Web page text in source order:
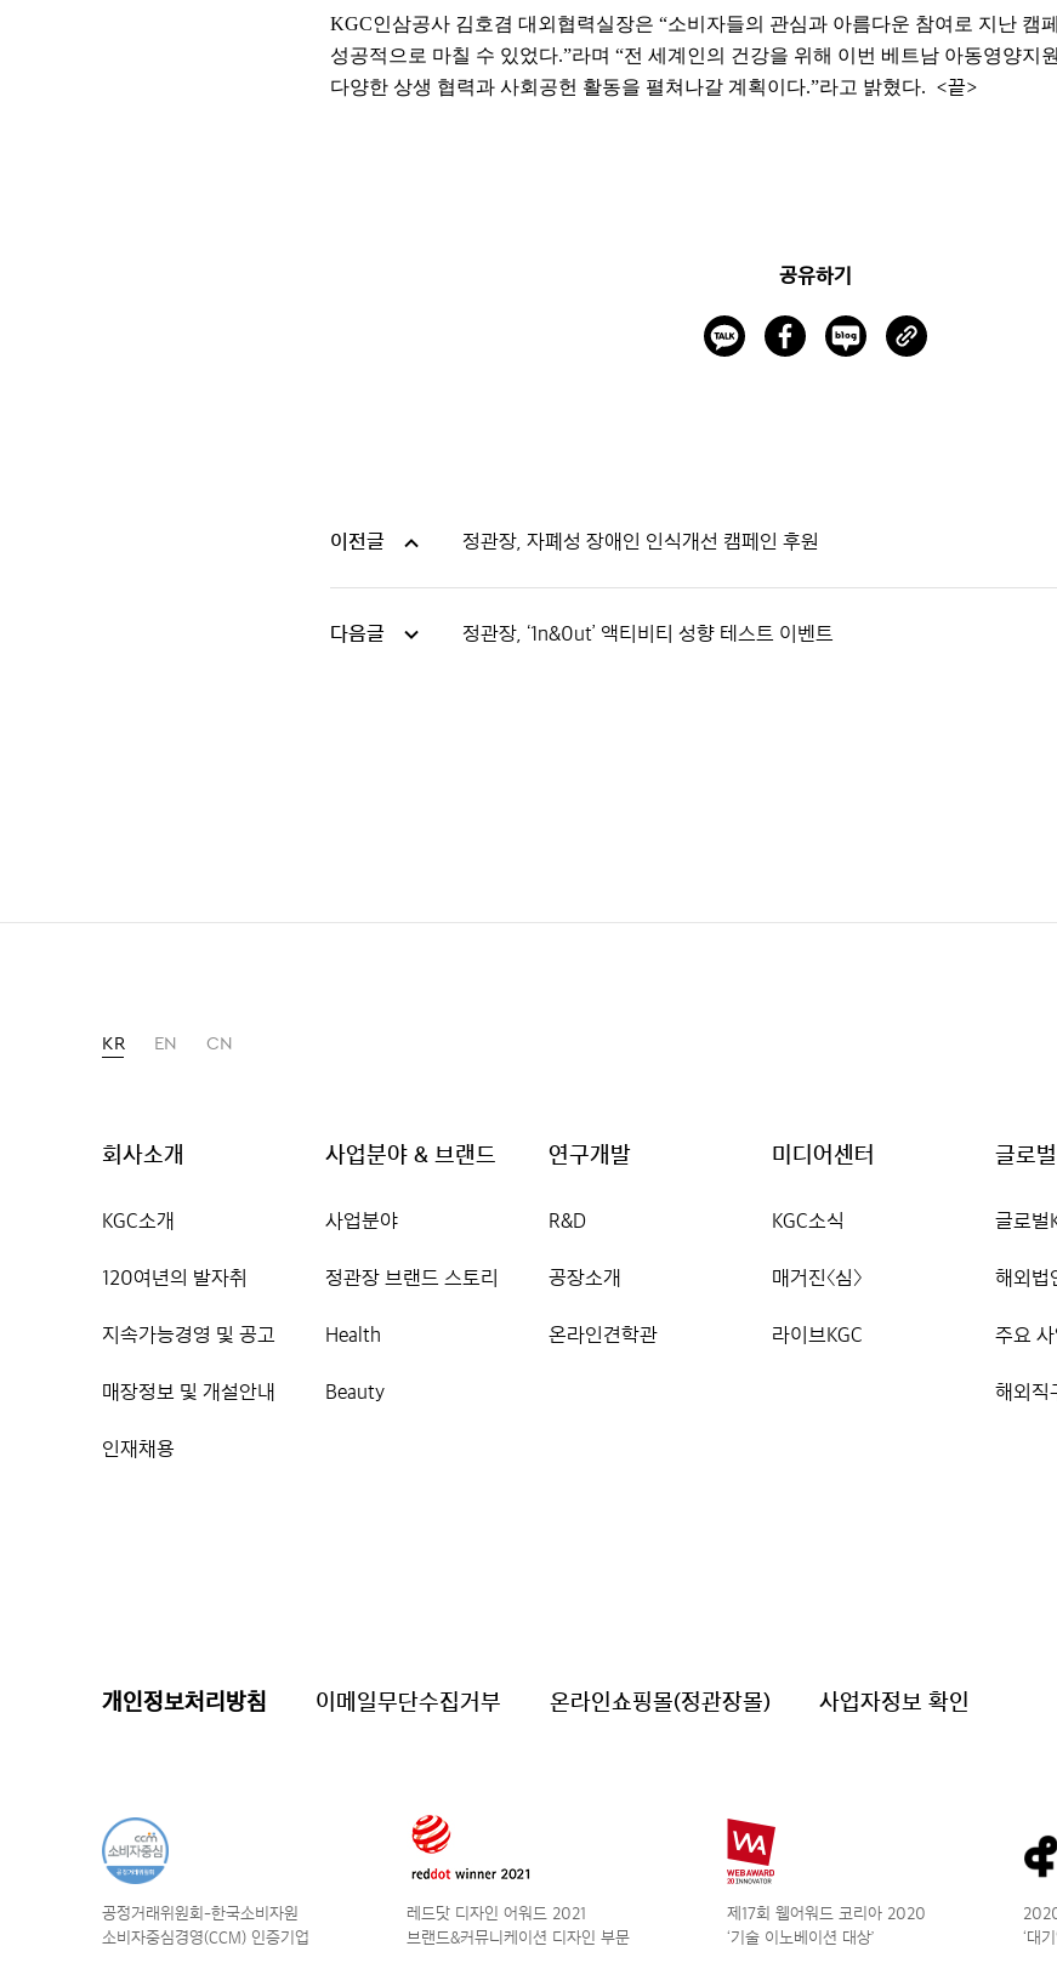
KGC인삼공사 김호겸 대외협력실장은 “소비자들의 관심과 아름다운 참여로 지난 캠
성공적으로 마칠 수 있었다.”라며 “전 세계인의 건강을 위해 이번 베트남 아동영양지
다양한 상생 협력과 사회공헌 활동을 펼쳐나갈 계획이다.”라고 밝혔다. <끝>
공유하기
이전글 정관장, 자폐성 장애인 인식개선 캠페인 후원
다음글 정관장, ‘1n&0ut’ 액티비티 성향 테스트 이벤트
KR EN CN
회사소개
KGC소개
120여년의 발자취
지속가능경영 및 공고
매장정보 및 개설안내
인재채용
사업분야 & 브랜드
사업분야
정관장 브랜드 스토리
Health
Beauty
연구개발
R&D
공장소개
온라인견학관
미디어센터
KGC소식
매거진〈심〉
라이브KGC
글로
글로벌
해외법
주요
해외직
개인정보처리방침 이메일무단수집거부 온라인쇼핑몰(정관장몰) 사업자정보 확인
공정거래위원회-한국소비자원
소비자중심경영(CCM) 인증기업
레드닷 디자인 어워드 2021
브랜드&커뮤니케이션 디자인 부문
제17회 웹어워드 코리아 2020
‘기술 이노베이션 대상’
‘대